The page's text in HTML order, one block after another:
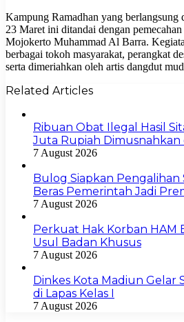
Kampung Ramadhan yang berlangsung
23 Maret ini ditandai dengan
Mojokerto Muhammad Al Barra.
berbagai tokoh masyarakat, perangkat
serta dimeriahkan oleh artis dangdut
Related Articles
Ribuan Obat Ilegal Hasil
Juta Rupiah Dimusnahkan
7 August 2026
Bulog Siapkan Pengalihan
Beras Pemerintah Jadi
7 August 2026
Perkuat Hak Korban HAM
Usul Badan Khusus
7 August 2026
Dinkes Kota Madiun Gelar
di Lapas Kelas I
7 August 2026